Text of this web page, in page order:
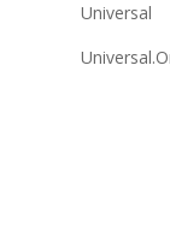
Universal